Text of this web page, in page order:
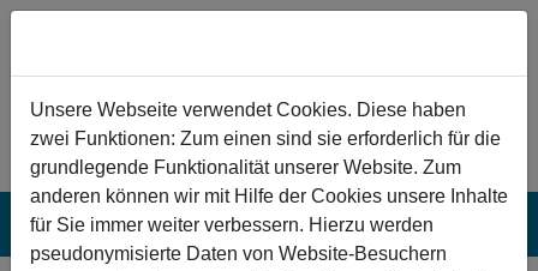
Zum Hauptinhalt springen
Unsere Webseite verwendet Cookies. Diese haben
zwei Funktionen: Zum einen sind sie erforderlich für die
grundlegende Funktionalität unserer Website. Zum
anderen können wir mit Hilfe der Cookies unsere Inhalte
für Sie immer weiter verbessern. Hierzu werden
pseudonymisierte Daten von Website-Besuchern